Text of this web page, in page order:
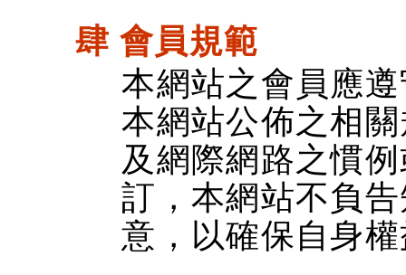
肆 會員規範
本網站之會員應
本網站公佈之相
及網際網路之慣
訂，本網站不負
意，以確保自身